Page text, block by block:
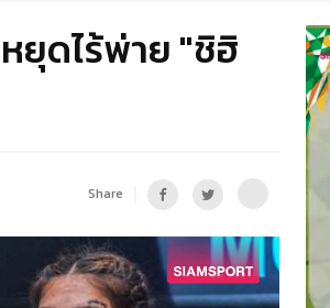
ยุดไร้พ่าย "ชิฮิ
Share